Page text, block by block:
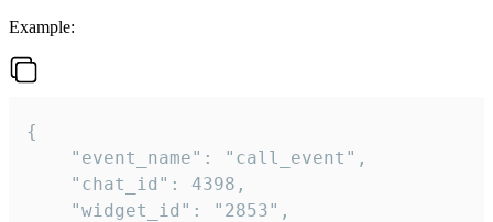
Example:
{
    "event_name": "call_event",
    "chat_id": 4398,
    "widget_id": "2853",